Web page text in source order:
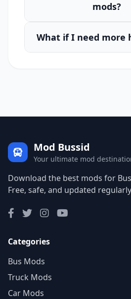
mods?
What if I need more
Mod Bussid
Your ultimate mod
Download the best mods for
Free, safe, and updated
Categories
Bus Mods
Truck Mods
Car Mods